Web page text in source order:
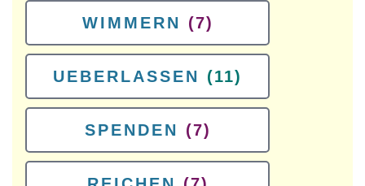
WIMMERN (7)
UEBERLASSEN (11)
SPENDEN (7)